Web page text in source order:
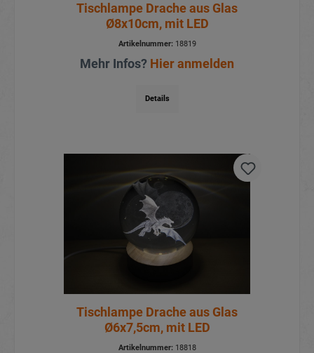
Tischlampe Drache aus Glas
Ø8x10cm, mit LED
Artikelnummer:18819
Mehr Infos? Hier anmelden
Details
Tischlampe Drache aus Glas
Ø6x7,5cm, mit LED
Artikelnummer:18818